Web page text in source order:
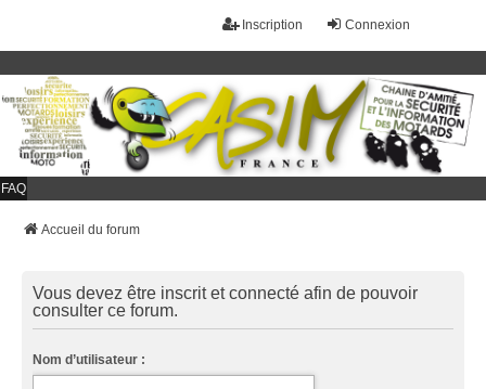
Connexion
Inscription
FAQ
Accueil du forum
Vous devez être inscrit et connecté afin de pouvoir
consulter ce forum.
Nom d’utilisateur :